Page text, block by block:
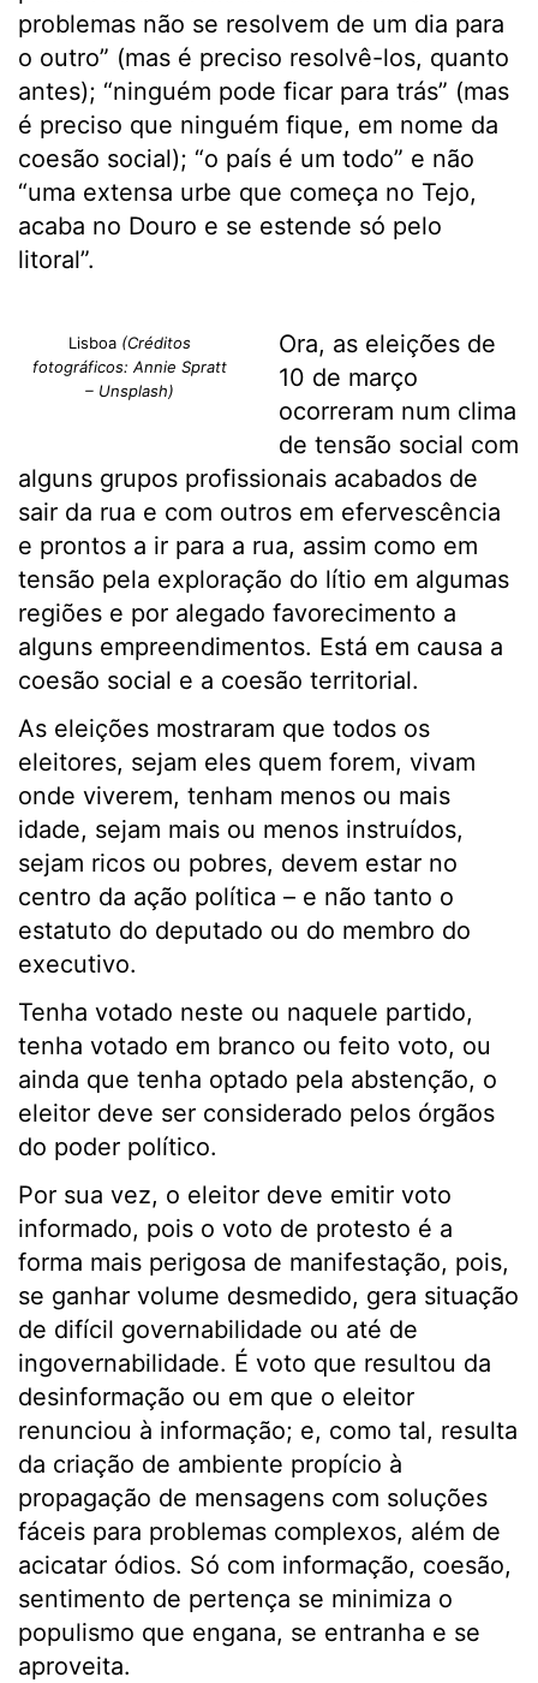
problemas não se resolvem de um dia para
o outro” (mas é preciso resolvê-los, quanto
antes); “ninguém pode ficar para trás” (mas
é preciso que ninguém fique, em nome da
coesão social); “o país é um todo” e não
“uma extensa urbe que começa no Tejo,
acaba no Douro e se estende só pelo
litoral”.
Lisboa (Créditos
fotográficos: Annie Spratt
– Unsplash)
Ora, as eleições de
10 de março
ocorreram num clima
de tensão social com
alguns grupos profissionais acabados de
sair da rua e com outros em efervescência
e prontos a ir para a rua, assim como em
tensão pela exploração do lítio em algumas
regiões e por alegado favorecimento a
alguns empreendimentos. Está em causa a
coesão social e a coesão territorial.
As eleições mostraram que todos os
eleitores, sejam eles quem forem, vivam
onde viverem, tenham menos ou mais
idade, sejam mais ou menos instruídos,
sejam ricos ou pobres, devem estar no
centro da ação política – e não tanto o
estatuto do deputado ou do membro do
executivo.
Tenha votado neste ou naquele partido,
tenha votado em branco ou feito voto, ou
ainda que tenha optado pela abstenção, o
eleitor deve ser considerado pelos órgãos
do poder político.
Por sua vez, o eleitor deve emitir voto
informado, pois o voto de protesto é a
forma mais perigosa de manifestação, pois,
se ganhar volume desmedido, gera situação
de difícil governabilidade ou até de
ingovernabilidade. É voto que resultou da
desinformação ou em que o eleitor
renunciou à informação; e, como tal, resulta
da criação de ambiente propício à
propagação de mensagens com soluções
fáceis para problemas complexos, além de
acicatar ódios. Só com informação, coesão,
sentimento de pertença se minimiza o
populismo que engana, se entranha e se
aproveita.